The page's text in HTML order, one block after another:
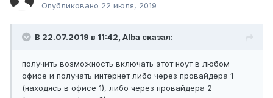
Опубликовано 22 июля, 2019
В 22.07.2019 в 11:42, Alba сказал:
получить возможность включать этот ноут в любом
офисе и получать интернет либо через провайдера 1
(находясь в офисе 1), либо через провайдера 2